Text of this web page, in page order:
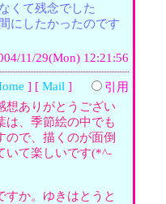
くて残念でした
にしたかったのです
11/29(Mon) 12:21:56
] [ Mail ]
引用
ありがとうござい
は、季節絵の中でも
ので、描くのが面倒
いて楽しいです(*^-
か。ゆきはとうと